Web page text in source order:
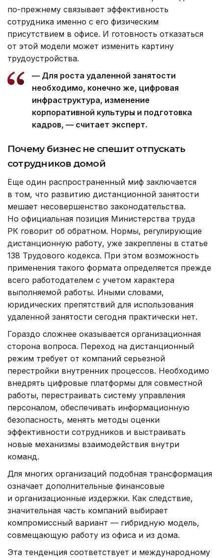
по-прежнему связывает эффективность
сотрудника именно с его физическим
присутствием в офисе. И готовность отказаться
от этой модели может изменить картину
трудоустройства.
— Для роста удаленной занятости
необходимо, конечно же, цифровая
инфраструктура, изменение
корпоративной культуры и подготовка
кадров, — считает эксперт.
Почему бизнес не спешит отпускать
сотрудников домой
Еще один распространенный миф заключается
в том, что развитию дистанционной занятости
мешает несовершенство законодательства.
Но официальная позиция Министерства труда
РК говорит об обратном. Нормы, регулирующие
дистанционную работу, уже закреплены в статье
138 Трудового кодекса. При этом возможность
применения такого формата определяется прежде
всего работодателем с учетом характера
выполняемой работы. Иными словами,
юридических препятствий для использования
удаленной занятости сегодня практически нет.
Гораздо сложнее оказывается организационная
сторона вопроса. Переход на дистанционный
режим требует от компаний серьезной
перестройки внутренних процессов. Необходимо
внедрять цифровые платформы для совместной
работы, перестраивать систему управления
персоналом, обеспечивать информационную
безопасность, менять методы оценки
эффективности сотрудников и выстраивать
новые механизмы взаимодействия внутри
команд.
Для многих организаций подобная трансформация
означает дополнительные финансовые
и организационные издержки. Как следствие,
значительная часть компаний выбирает
компромиссный вариант — гибридную модель,
совмещающую работу из офиса и из дома.
Эта тенденция соответствует и международному